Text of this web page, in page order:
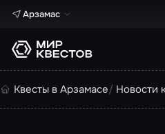
Арзамас
Квесты в Арзамасе Новости